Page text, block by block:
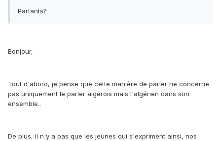
Partants?
Bonjour,
Tout d'abord, je pense que cette manière de parler ne concerne
pas uniquement le parler algérois mais l'algérien dans son
ensemble..
De plus, il n'y a pas que les jeunes qui s'expriment ainsi, nos